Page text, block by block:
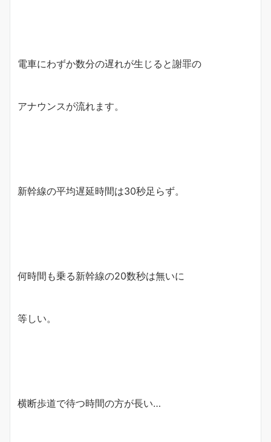
電車にわずか数分の遅れが生じると謝罪の
アナウンスが流れます。
新幹線の平均遅延時間は30秒足らず。
何時間も乗る新幹線の20数秒は無いに
等しい。
横断歩道で待つ時間の方が長い…